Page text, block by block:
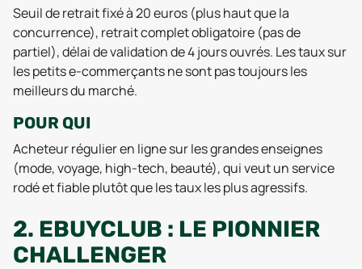
Seuil de retrait fixé à 20 euros (plus haut que la
concurrence), retrait complet obligatoire (pas de
partiel), délai de validation de 4 jours ouvrés. Les taux sur
les petits e-commerçants ne sont pas toujours les
meilleurs du marché.
POUR QUI
Acheteur régulier en ligne sur les grandes enseignes
(mode, voyage, high-tech, beauté), qui veut un service
rodé et fiable plutôt que les taux les plus agressifs.
2. EBUYCLUB : LE PIONNIER
CHALLENGER